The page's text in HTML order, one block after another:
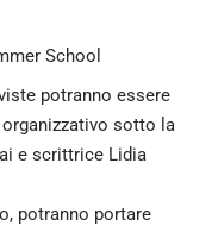
School
potranno essere
sotto la
e scrittrice Lidia
potranno portare